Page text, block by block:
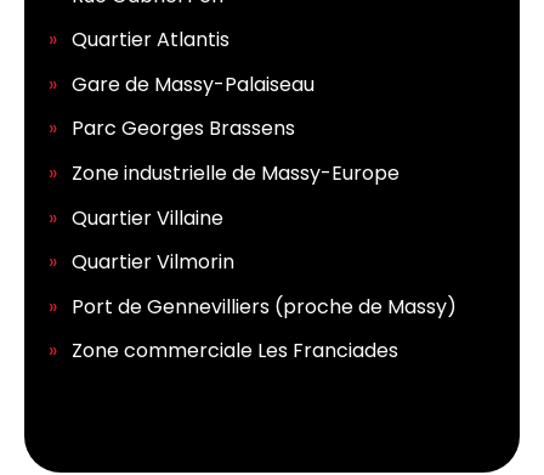
Quartier Atlantis
Gare de Massy-Palaiseau
Parc Georges Brassens
Zone industrielle de Massy-Europe
Quartier Villaine
Quartier Vilmorin
Port de Gennevilliers (proche de Massy)
Zone commerciale Les Franciades